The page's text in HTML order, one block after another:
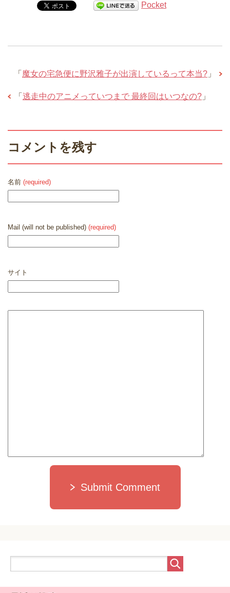
Pocket
「 魔女の宅急便に野沢雅子が出演しているって本当? 」
「 逃走中のアニメっていつまで 最終回はいつなの? 」
コメントを残す
名前 (required)
Mail (will not be published) (required)
サイト
Submit Comment